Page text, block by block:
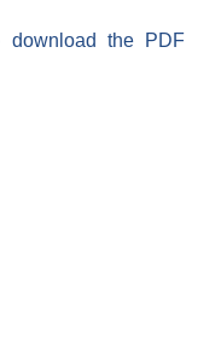
download the PDF